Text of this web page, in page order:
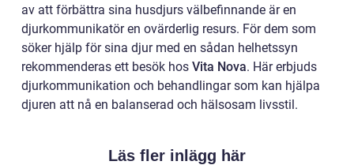
av att förbättra sina husdjurs välbefinnande är en
djurkommunikatör en ovärderlig resurs. För dem som
söker hjälp för sina djur med en sådan helhetssyn
rekommenderas ett besök hos Vita Nova. Här erbjuds
djurkommunikation och behandlingar som kan hjälpa
djuren att nå en balanserad och hälsosam livsstil.
Läs fler inlägg här